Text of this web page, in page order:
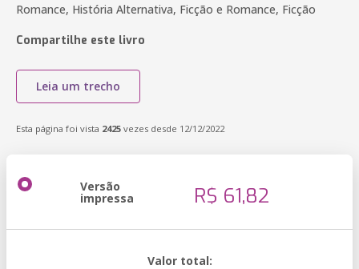
Romance, História Alternativa, Ficção e Romance, Ficção
Compartilhe este livro
Leia um trecho
Esta página foi vista 2425 vezes desde 12/12/2022
Versão
impressa R$ 61,82
Valor total: